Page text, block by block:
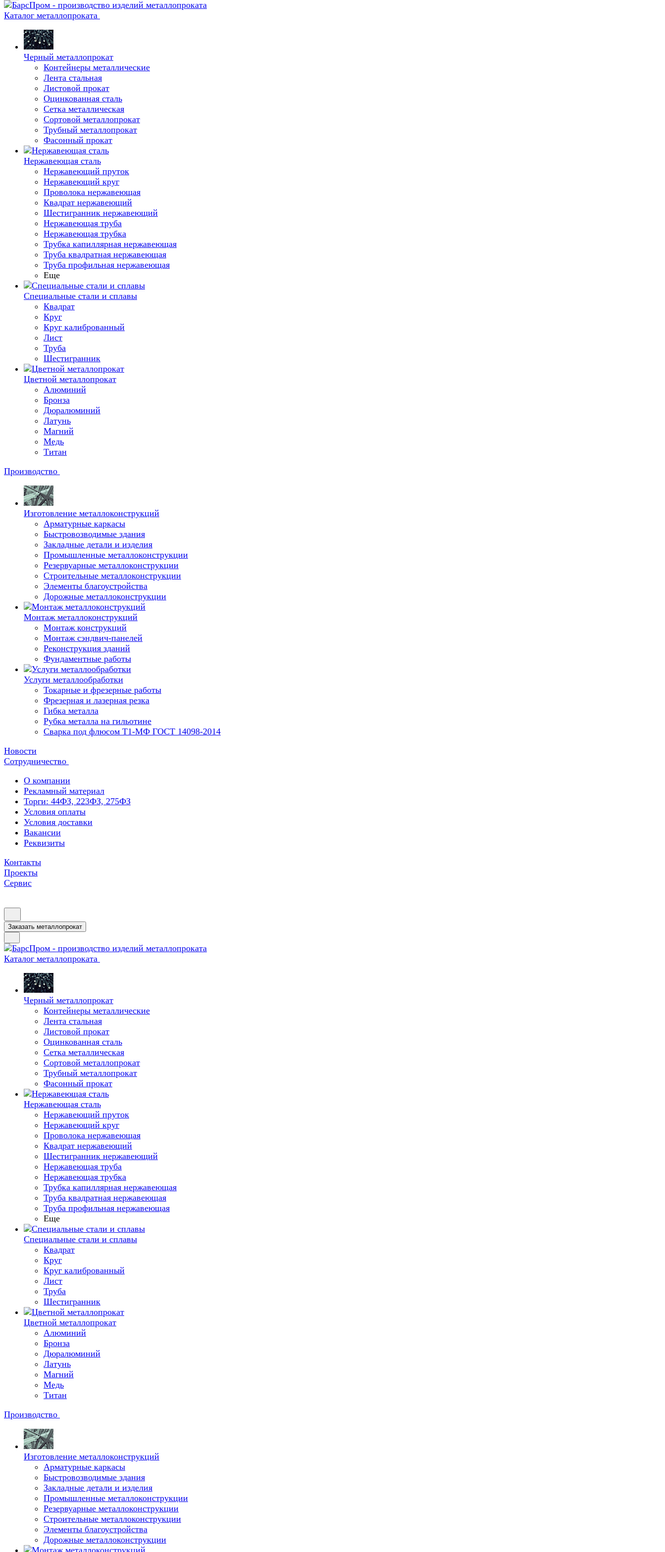
Каталог металлопроката
Черный металлопрокат
Контейнеры металлические
Лента стальная
Листовой прокат
Оцинкованная сталь
Сетка металлическая
Сортовой металлопрокат
Трубный металлопрокат
Фасонный прокат
Нержавеющая сталь
Нержавеющий пруток
Нержавеющий круг
Проволока нержавеющая
Квадрат нержавеющий
Шестигранник нержавеющий
Нержавеющая труба
Нержавеющая трубка
Трубка капиллярная нержавеющая
Труба квадратная нержавеющая
Труба профильная нержавеющая
Еще
Специальные стали и сплавы
Квадрат
Круг
Круг калиброванный
Лист
Труба
Шестигранник
Цветной металлопрокат
Алюминий
Бронза
Дюралюминий
Латунь
Магний
Медь
Титан
Производство
Изготовление металлоконструкций
Арматурные каркасы
Быстровозводимые здания
Закладные детали и изделия
Промышленные металлоконструкции
Резервуарные металлоконструкции
Строительные металлоконструкции
Элементы благоустройства
Дорожные металлоконструкции
Монтаж металлоконструкций
Монтаж конструкций
Монтаж сэндвич-панелей
Реконструкция зданий
Фундаментные работы
Услуги металлообработки
Токарные и фрезерные работы
Фрезерная и лазерная резка
Гибка металла
Рубка металла на гильотине
Сварка под флюсом Т1-МФ ГОСТ 14098-2014
Новости
Сотрудничество
О компании
Рекламный материал
Торги: 44ФЗ, 223ФЗ, 275ФЗ
Условия оплаты
Условия доставки
Вакансии
Реквизиты
Контакты
Проекты
Сервис
Заказать металлопрокат
Каталог металлопроката
Черный металлопрокат
Контейнеры металлические
Лента стальная
Листовой прокат
Оцинкованная сталь
Сетка металлическая
Сортовой металлопрокат
Трубный металлопрокат
Фасонный прокат
Нержавеющая сталь
Нержавеющий пруток
Нержавеющий круг
Проволока нержавеющая
Квадрат нержавеющий
Шестигранник нержавеющий
Нержавеющая труба
Нержавеющая трубка
Трубка капиллярная нержавеющая
Труба квадратная нержавеющая
Труба профильная нержавеющая
Еще
Специальные стали и сплавы
Квадрат
Круг
Круг калиброванный
Лист
Труба
Шестигранник
Цветной металлопрокат
Алюминий
Бронза
Дюралюминий
Латунь
Магний
Медь
Титан
Производство
Изготовление металлоконструкций
Арматурные каркасы
Быстровозводимые здания
Закладные детали и изделия
Промышленные металлоконструкции
Резервуарные металлоконструкции
Строительные металлоконструкции
Элементы благоустройства
Дорожные металлоконструкции